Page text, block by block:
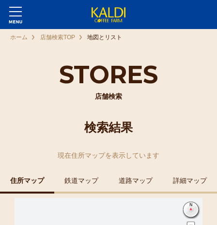
STORES
店舗検索
ホーム 店舗検索TOP 地図とリスト
検索結果
現在住所マップを表示しています
住所マップ 鉄道マップ 道路マップ 詳細マップ